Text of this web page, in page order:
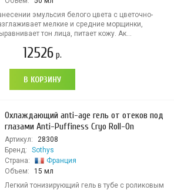
эмульсия белого цвета с цветочно-
мелкие и средние морщинки,
тон лица, питает кожу. Ак...
12526 р.
В КОРЗИНУ
Охлаждающий anti-age гель от отеков под
глазами Anti-Puffiness Cryo Roll-On
Артикул:
28308
Бренд:
Sothys
Страна:
Франция
Объем:
15 мл
Легкий тонизирующий гель в тубе с роликовым